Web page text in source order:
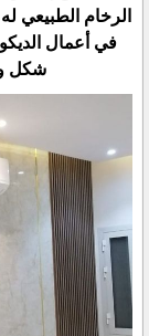
الرخام الطبيعي
في أعمال
شكل